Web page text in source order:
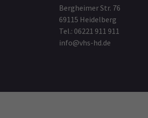
Bergheimer Str. 76
69115 Heidelberg
Tel.: 06221 911 911
info@vhs-hd.de